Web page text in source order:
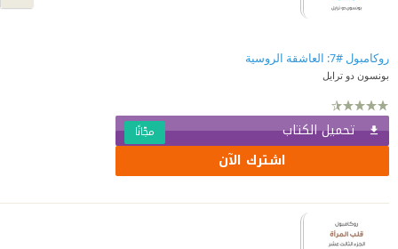
روكامبول #7: العاشقة الروسية
بونسون دو ترايل
تحميل الكتاب مجّانًا
اشترك الآن